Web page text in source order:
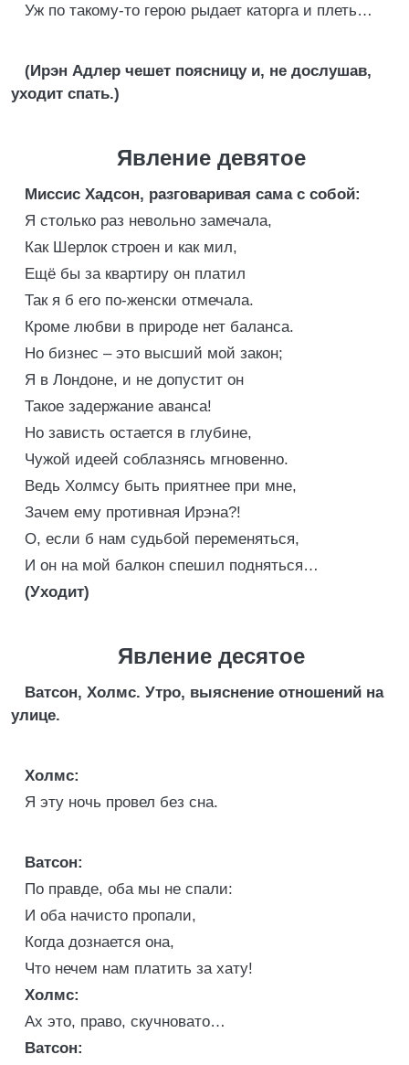
Уж по такому-то герою рыдает каторга и плеть…
(Ирэн Адлер чешет поясницу и, не дослушав,
уходит спать.)
Явление девятое
Миссис Хадсон, разговаривая сама с собой:
Я столько раз невольно замечала,
Как Шерлок строен и как мил,
Ещё бы за квартиру он платил
Так я б его по-женски отмечала.
Кроме любви в природе нет баланса.
Но бизнес – это высший мой закон;
Я в Лондоне, и не допустит он
Такое задержание аванса!
Но зависть остается в глубине,
Чужой идеей соблазнясь мгновенно.
Ведь Холмсу быть приятнее при мне,
Зачем ему противная Ирэна?!
О, если б нам судьбой переменяться,
И он на мой балкон спешил подняться…
(Уходит)
Явление десятое
Ватсон, Холмс. Утро, выяснение отношений на
улице.
Холмс:
Я эту ночь провел без сна.
Ватсон:
По правде, оба мы не спали:
И оба начисто пропали,
Когда дознается она,
Что нечем нам платить за хату!
Холмс:
Ах это, право, скучновато…
Ватсон: